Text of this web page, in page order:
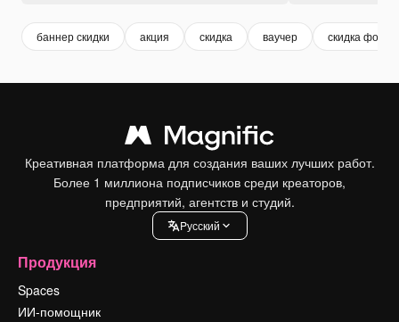
баннер скидки акция скидка ваучер скидка фон
Креативная платформа для создания ваших лучших работ.
Более 1 миллиона подписчиков среди креаторов,
предприятий, агентств и студий.
Pусский
Продукция
Spaces
ИИ-помощник